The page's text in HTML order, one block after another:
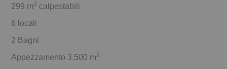
299 m2 calpestabili
6 locali
2 Bagni
Appezzamento 3.500 m2